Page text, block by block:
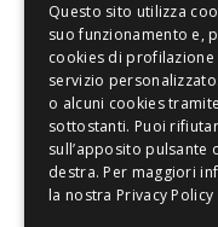
FACEBOOK